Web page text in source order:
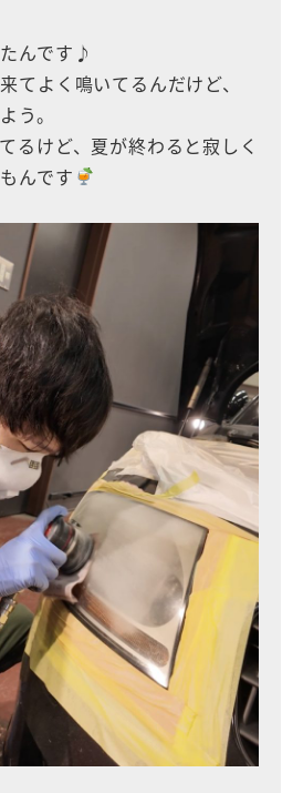
んです♪
てよく鳴いてるんだけど、
う。
るけど、夏が終わると寂しく
んです